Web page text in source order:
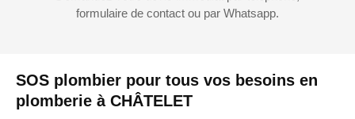
SOS plombier pour tous vos besoins en
plomberie à CHÂTELET
formulaire de contact ou par Whatsapp.